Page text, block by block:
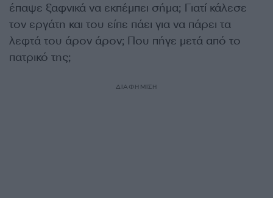
έπαψε ξαφνικά να εκπέμπει σήμα; Γιατί κάλεσε
τον εργάτη και του είπε πάει για να πάρει τα
λεφτά του άρον άρον; Που πήγε μετά από το
πατρικό της;
ΔΙΑΦΗΜΙΣΗ